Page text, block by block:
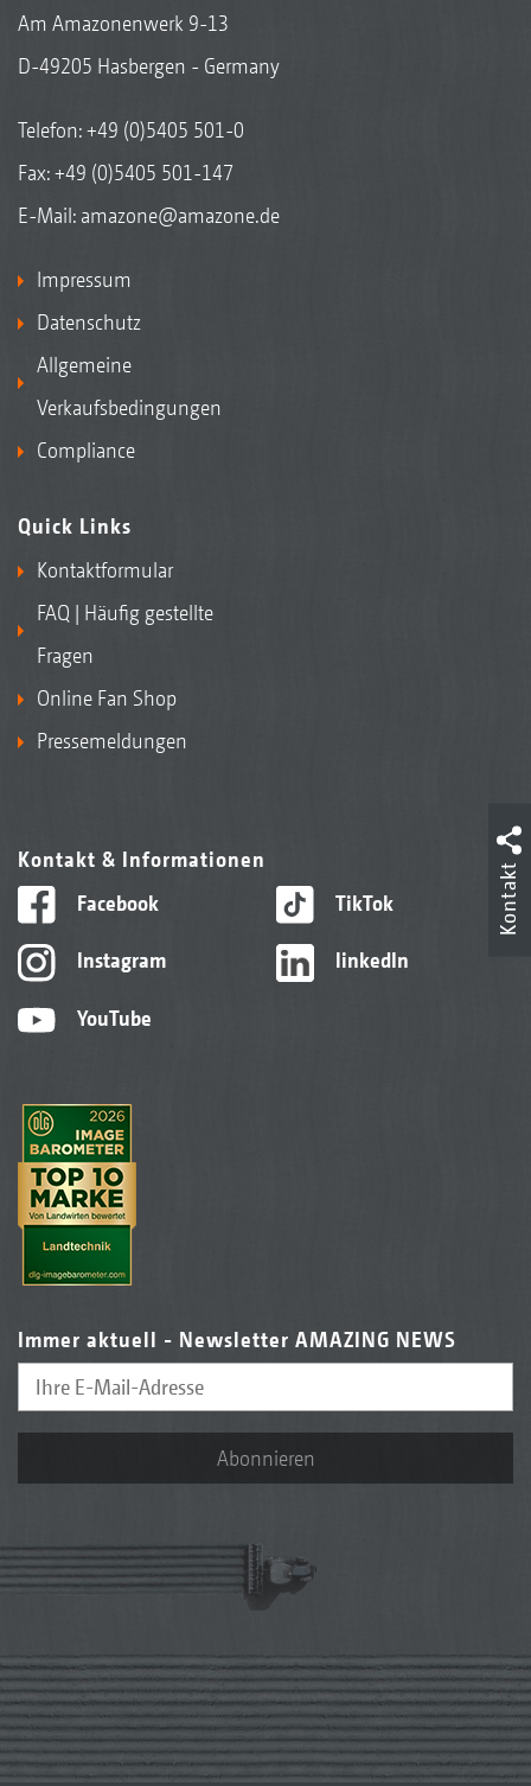
Am Amazonenwerk 9-13
D-49205 Hasbergen - Germany
Telefon:+49 (0)5405 501-0
Fax: +49 (0)5405 501-147
E-Mail: amazone@amazone.de
Impressum
Datenschutz
Allgemeine
Verkaufsbedingungen
Compliance
Quick Links
Kontaktformular
FAQ | Häufig gestellte
Fragen
Online Fan Shop
Pressemeldungen
Kontakt & Informationen
Facebook
Instagram
YouTube
TikTok
linkedIn
Immer aktuell - Newsletter AMAZING NEWS
Abonnieren
Kontakt